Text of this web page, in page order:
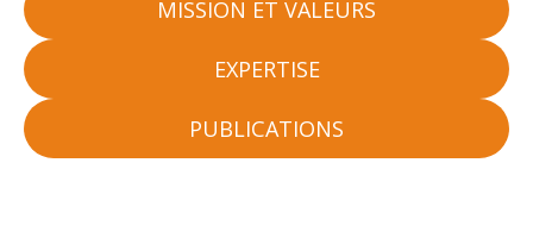
MISSION ET VALEURS
EXPERTISE
PUBLICATIONS